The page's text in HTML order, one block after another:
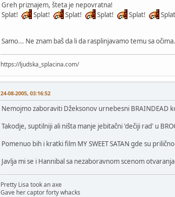
Greh priznajem, šteta je nepovratna!
Splat!
Splat! Splat! Splat! Splat!
Samo... Ne znam baš da li da rasplinjavamo temu sa
https://ljudska_splacina.com/
24-08-2005, 03:16:52
Nemojmo zaboraviti Džeksonov urnebesni BRAINDEAD
Takodje, suptilniji ali ništa manje jebitačni 'dečiji rad' u
Pomenuo bih i kratki film MY SWEET SATAN gde su
Javlja mi se i Hannibal sa nezaboravnom scenom
Pretty Lisa took an axe
Gave her captor forty whacks